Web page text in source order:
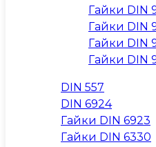
Гайки DIN
Гайки DIN
Гайки DIN
Гайки DIN
DIN 557
DIN 6924
Гайки DIN 6923
Гайки DIN 6330